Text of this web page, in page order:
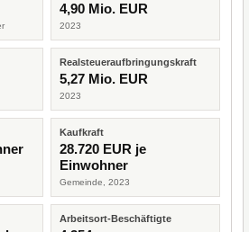
4,90 Mio. EUR
2023
Realsteueraufbringungskraft
5,27 Mio. EUR
2023
Kaufkraft
28.720 EUR je
Einwohner
Gemeinde, 2023
Arbeitsort-Beschäftigte